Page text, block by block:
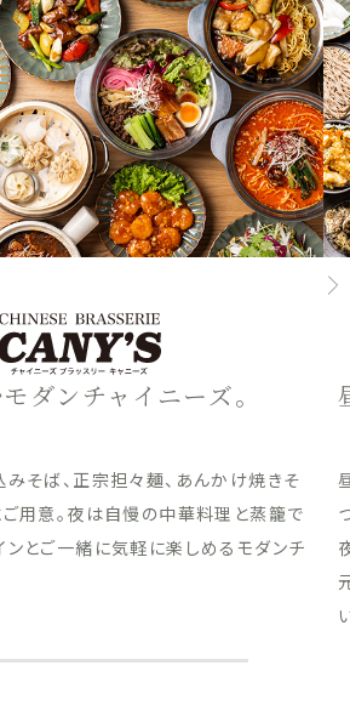
ダンチャイニーズ。
そば、正宗担々麺、あんかけ焼きそ
用意。夜は自慢の中華料理と蒸籠で
とご一緒に気軽に楽しめるモダンチ